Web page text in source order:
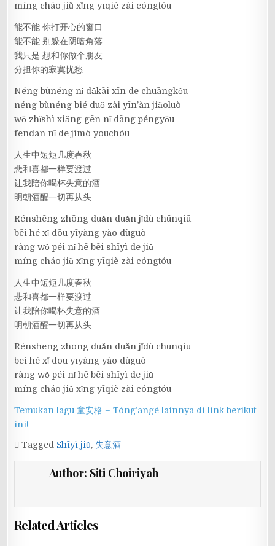
míng cháo jiǔ xǐng yīqiè zài cóngtóu
能不能 你打开心的窗口
能不能 别躲在阴暗角落
我只是 想和你做个朋友
分担你的寂寞忧愁
Néng bùnéng nǐ dǎkāi xīn de chuāngkǒu
néng bùnéng bié duǒ zài yīn’àn jiǎoluò
wǒ zhǐshì xiǎng gēn nǐ dāng péngyǒu
fēndān nǐ de jìmò yōuchóu
人生中短短几度春秋
悲和喜都一样要渡过
让我陪你喝杯失意的酒
明朝酒醒一切再从头
Rénshēng zhōng duǎn duǎn jǐdù chūnqiū
bēi hé xǐ dōu yīyàng yào dùguò
ràng wǒ péi nǐ hē bēi shīyì de jiǔ
míng cháo jiǔ xǐng yīqiè zài cóngtóu
人生中短短几度春秋
悲和喜都一样要渡过
让我陪你喝杯失意的酒
明朝酒醒一切再从头
Rénshēng zhōng duǎn duǎn jǐdù chūnqiū
bēi hé xǐ dōu yīyàng yào dùguò
ràng wǒ péi nǐ hē bēi shīyì de jiǔ
míng cháo jiǔ xǐng yīqiè zài cóngtóu
Temukan lagu 童安格 – Tóng’āngé lainnya di link berikut
ini!
Tagged Shīyì jiǔ, 失意酒
Author: Siti Choiriyah
Related Articles